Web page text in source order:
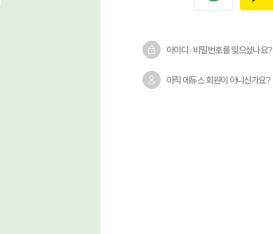
아이디 · 비밀번호를 잊으셨나요?
아직 에듀스 회원이 아니신가요?